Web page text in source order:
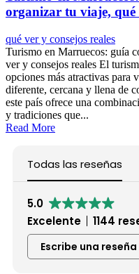
organizar tu viaje, qué
qué ver y consejos reales
Turismo en Marruecos: guía
ver y consejos reales El
opciones más atractivas para
diferente, cercana y llena de
este país ofrece una
y tradiciones que...
Read More
Todas las reseñas
5.0
Excelente
1144
Escribe una reseña